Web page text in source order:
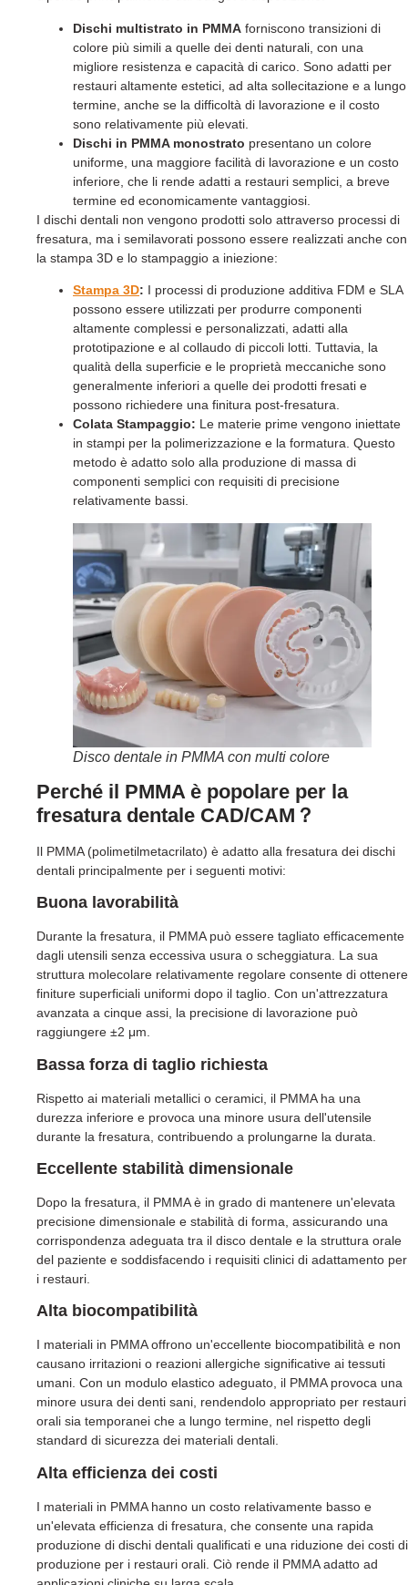
Dischi multistrato in PMMA forniscono transizioni di
colore più simili a quelle dei denti naturali, con una
migliore resistenza e capacità di carico. Sono adatti per
restauri altamente estetici, ad alta sollecitazione e a lungo
termine, anche se la difficoltà di lavorazione e il costo
sono relativamente più elevati.
Dischi in PMMA monostrato presentano un colore
uniforme, una maggiore facilità di lavorazione e un costo
inferiore, che li rende adatti a restauri semplici, a breve
termine ed economicamente vantaggiosi.
I dischi dentali non vengono prodotti solo attraverso processi di
fresatura, ma i semilavorati possono essere realizzati anche con
la stampa 3D e lo stampaggio a iniezione:
Stampa 3D: I processi di produzione additiva FDM e SLA
possono essere utilizzati per produrre componenti
altamente complessi e personalizzati, adatti alla
prototipazione e al collaudo di piccoli lotti. Tuttavia, la
qualità della superficie e le proprietà meccaniche sono
generalmente inferiori a quelle dei prodotti fresati e
possono richiedere una finitura post-fresatura.
Colata Stampaggio: Le materie prime vengono iniettate
in stampi per la polimerizzazione e la formatura. Questo
metodo è adatto solo alla produzione di massa di
componenti semplici con requisiti di precisione
relativamente bassi.
Disco dentale in PMMA con multi colore
Perché il PMMA è popolare per la
fresatura dentale CAD/CAM？
Il PMMA (polimetilmetacrilato) è adatto alla fresatura dei dischi
dentali principalmente per i seguenti motivi:
Buona lavorabilità
Durante la fresatura, il PMMA può essere tagliato efficacemente
dagli utensili senza eccessiva usura o scheggiatura. La sua
struttura molecolare relativamente regolare consente di ottenere
finiture superficiali uniformi dopo il taglio. Con un'attrezzatura
avanzata a cinque assi, la precisione di lavorazione può
raggiungere ±2 μm.
Bassa forza di taglio richiesta
Rispetto ai materiali metallici o ceramici, il PMMA ha una
durezza inferiore e provoca una minore usura dell'utensile
durante la fresatura, contribuendo a prolungarne la durata.
Eccellente stabilità dimensionale
Dopo la fresatura, il PMMA è in grado di mantenere un'elevata
precisione dimensionale e stabilità di forma, assicurando una
corrispondenza adeguata tra il disco dentale e la struttura orale
del paziente e soddisfacendo i requisiti clinici di adattamento per
i restauri.
Alta biocompatibilità
I materiali in PMMA offrono un'eccellente biocompatibilità e non
causano irritazioni o reazioni allergiche significative ai tessuti
umani. Con un modulo elastico adeguato, il PMMA provoca una
minore usura dei denti sani, rendendolo appropriato per restauri
orali sia temporanei che a lungo termine, nel rispetto degli
standard di sicurezza dei materiali dentali.
Alta efficienza dei costi
I materiali in PMMA hanno un costo relativamente basso e
un'elevata efficienza di fresatura, che consente una rapida
produzione di dischi dentali qualificati e una riduzione dei costi di
produzione per i restauri orali. Ciò rende il PMMA adatto ad